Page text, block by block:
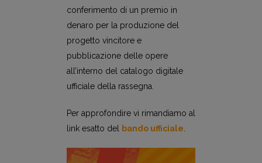
conferimento di un premio in
denaro per la produzione del
progetto vincitore e
pubblicazione delle opere
all’interno del catalogo digitale
ufficiale della rassegna.
Per approfondire vi rimandiamo al
link esatto del
bando ufficiale